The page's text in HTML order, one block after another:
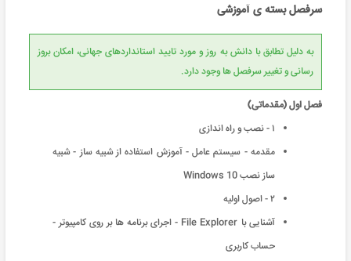
سرفصل بسته ی آموزشی
به دلیل تطابق با دانش به روز و مورد تایید استانداردهای جهانی، امکان بروز
رسانی و تغییر سرفصل ها وجود دارد.
فصل اول (مقدماتی)
۱ - نصب و راه اندازی
مقدمه - سیستم عامل - آموزش استفاده از شبیه ساز - شبیه
ساز نصب Windows 10
۲ - اصول اولیه
آشنایی با File Explorer - اجرای برنامه ها بر روی کامپیوتر -
حساب کاربری